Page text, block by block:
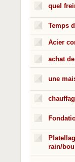
quel
Temps
Acier
achat
une
rain/bou